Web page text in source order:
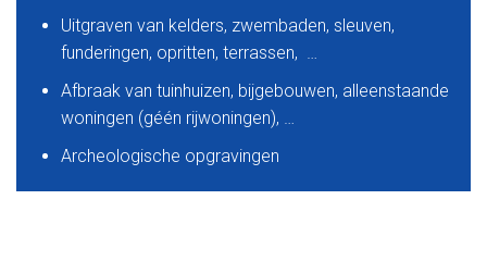
Uitgraven van kelders, zwembaden, sleuven,
funderingen, opritten, terrassen, …
Afbraak van tuinhuizen, bijgebouwen, alleenstaande
woningen (géén rijwoningen), …
Archeologische opgravingen